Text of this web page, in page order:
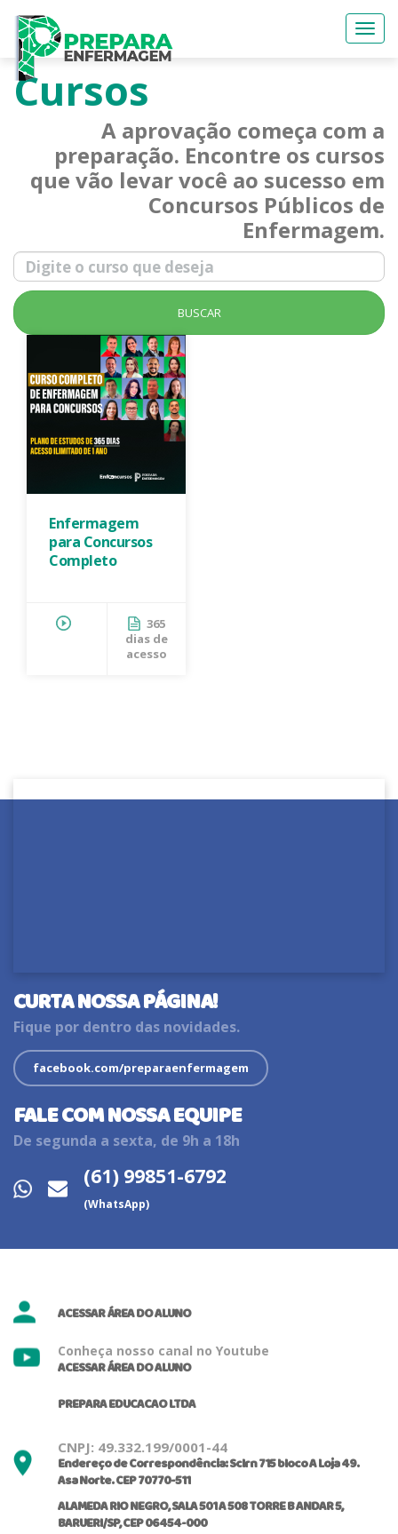
Cursos
A aprovação começa com a
preparação. Encontre os cursos
que vão levar você ao sucesso em
Concursos Públicos de
Enfermagem.
BUSCAR
Enfermagem
para Concursos
Completo
365
dias de
acesso
CURTA NOSSA PÁGINA!
Fique por dentro das novidades.
facebook.com/preparaenfermagem
FALE COM NOSSA EQUIPE
De segunda a sexta, de 9h a 18h
(61) 99851-6792
(WhatsApp)
ACESSAR ÁREA DO ALUNO
Conheça nosso canal no Youtube
ACESSAR ÁREA DO ALUNO
PREPARA EDUCACAO LTDA
CNPJ: 49.332.199/0001-44
Endereço de Correspondência: Sclrn 715 bloco A Loja 49.
Asa Norte. CEP 70770-511
ALAMEDA RIO NEGRO, SALA 501 A 508 TORRE B ANDAR 5,
BARUERI/SP, CEP 06454-000